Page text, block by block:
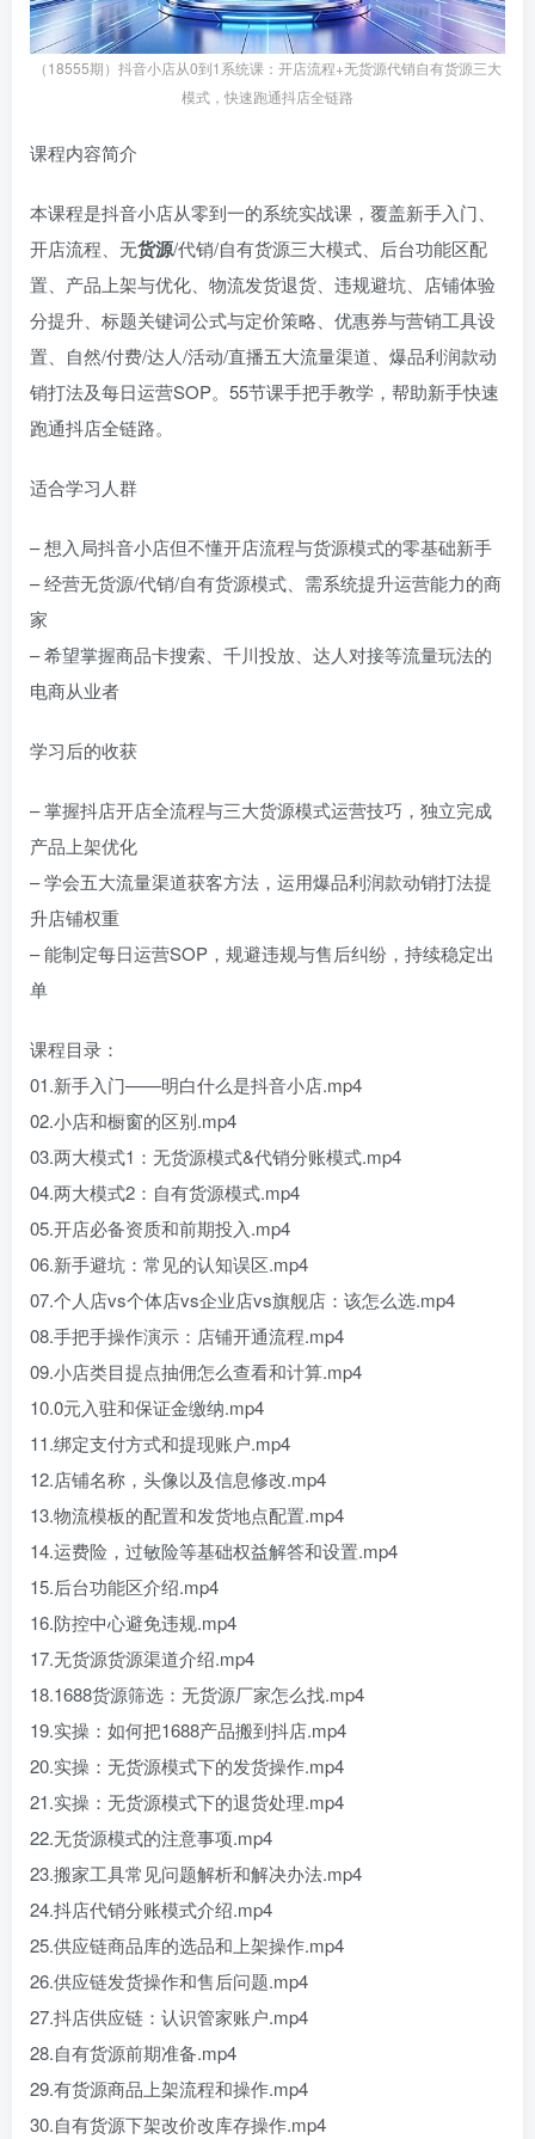
（18555期）抖音小店从0到1系统课：开店流程+无货源代销自有货源三大
模式，快速跑通抖店全链路
课程内容简介
本课程是抖音小店从零到一的系统实战课，覆盖新手入门、
开店流程、无货源/代销/自有货源三大模式、后台功能区配
置、产品上架与优化、物流发货退货、违规避坑、店铺体验
分提升、标题关键词公式与定价策略、优惠券与营销工具设
置、自然/付费/达人/活动/直播五大流量渠道、爆品利润款动
销打法及每日运营SOP。55节课手把手教学，帮助新手快速
跑通抖店全链路。
适合学习人群
– 想入局抖音小店但不懂开店流程与货源模式的零基础新手
– 经营无货源/代销/自有货源模式、需系统提升运营能力的商
家
– 希望掌握商品卡搜索、千川投放、达人对接等流量玩法的
电商从业者
学习后的收获
– 掌握抖店开店全流程与三大货源模式运营技巧，独立完成
产品上架优化
– 学会五大流量渠道获客方法，运用爆品利润款动销打法提
升店铺权重
– 能制定每日运营SOP，规避违规与售后纠纷，持续稳定出
单
课程目录：
01.新手入门——明白什么是抖音小店.mp4
02.小店和橱窗的区别.mp4
03.两大模式1：无货源模式&代销分账模式.mp4
04.两大模式2：自有货源模式.mp4
05.开店必备资质和前期投入.mp4
06.新手避坑：常见的认知误区.mp4
07.个人店vs个体店vs企业店vs旗舰店：该怎么选.mp4
08.手把手操作演示：店铺开通流程.mp4
09.小店类目提点抽佣怎么查看和计算.mp4
10.0元入驻和保证金缴纳.mp4
11.绑定支付方式和提现账户.mp4
12.店铺名称，头像以及信息修改.mp4
13.物流模板的配置和发货地点配置.mp4
14.运费险，过敏险等基础权益解答和设置.mp4
15.后台功能区介绍.mp4
16.防控中心避免违规.mp4
17.无货源货源渠道介绍.mp4
18.1688货源筛选：无货源厂家怎么找.mp4
19.实操：如何把1688产品搬到抖店.mp4
20.实操：无货源模式下的发货操作.mp4
21.实操：无货源模式下的退货处理.mp4
22.无货源模式的注意事项.mp4
23.搬家工具常见问题解析和解决办法.mp4
24.抖店代销分账模式介绍.mp4
25.供应链商品库的选品和上架操作.mp4
26.供应链发货操作和售后问题.mp4
27.抖店供应链：认识管家账户.mp4
28.自有货源前期准备.mp4
29.有货源商品上架流程和操作.mp4
30.自有货源下架改价改库存操作.mp4